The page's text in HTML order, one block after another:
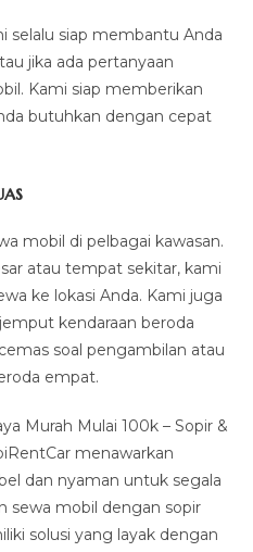
selalu siap membantu Anda
jika ada pertanyaan
Kami siap memberikan
butuhkan dengan cepat
mobil di pelbagai kawasan.
atau tempat sekitar, kami
ke lokasi Anda. Kami juga
kendaraan beroda
soal pengambilan atau
empat.
Murah Mulai 100k – Sopir &
menawarkan
dan nyaman untuk segala
sewa mobil dengan sopir
solusi yang layak dengan